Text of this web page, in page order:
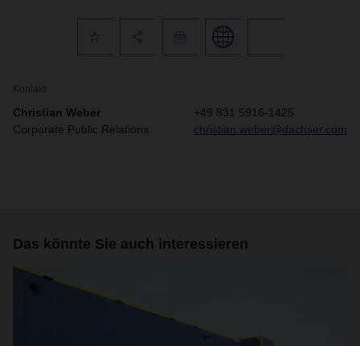
Kontakt
Christian Weber
Corporate Public Relations
+49 831 5916-1425
christian.weber@dachser.com
Das könnte Sie auch interessieren